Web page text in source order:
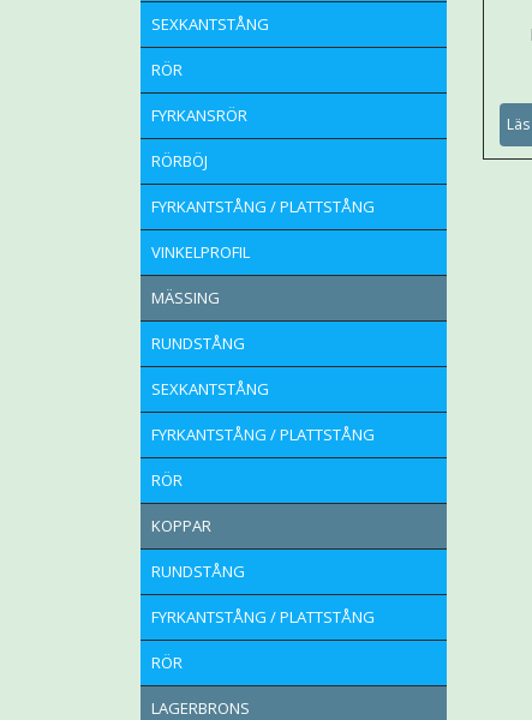
SEXKANTSTÅNG
RÖR
FYRKANSRÖR
RÖRBÖJ
FYRKANTSTÅNG / PLATTSTÅNG
VINKELPROFIL
MÄSSING
RUNDSTÅNG
SEXKANTSTÅNG
FYRKANTSTÅNG / PLATTSTÅNG
RÖR
KOPPAR
RUNDSTÅNG
FYRKANTSTÅNG / PLATTSTÅNG
RÖR
LAGERBRONS